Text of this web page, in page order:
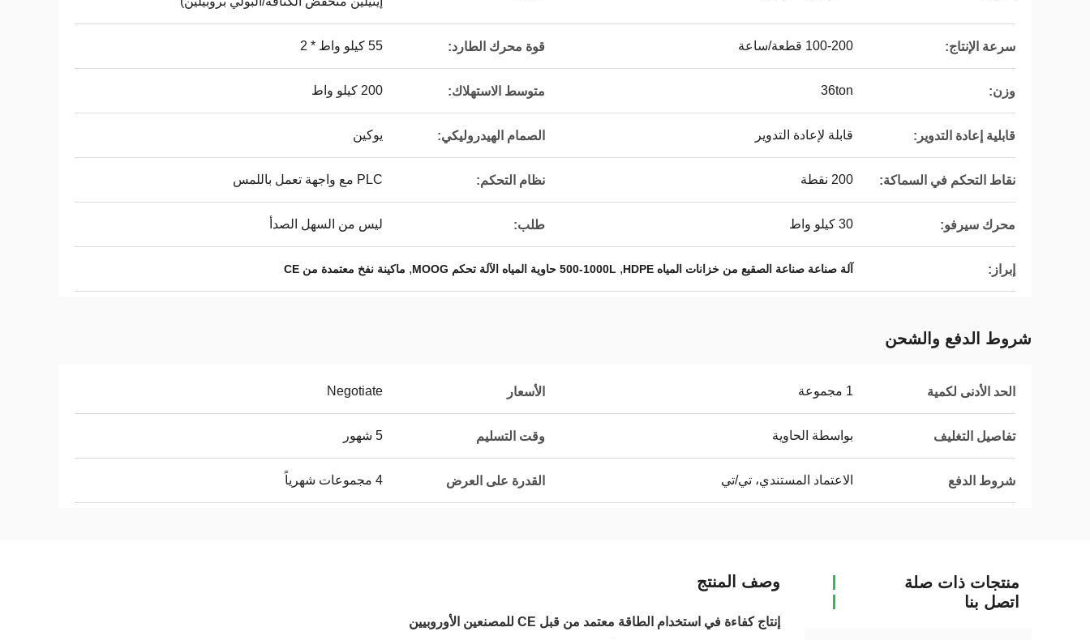
سرعة الإنتاج: 100-200 قطعة/ساعة قوة محرك الطارد: 55 كيلو واط * 2
وزن: 36ton متوسط ​​الاستهلاك: 200 كيلو واط
قابلية إعادة التدوير: قابلة لإعادة التدوير الصمام الهيدروليكي: يوكين
نقاط التحكم في السماكة: 200 نقطة نظام التحكم: PLC مع واجهة تعمل باللمس
محرك سيرفو: 30 كيلو واط طلب: ليس من السهل الصدأ
إبراز: آلة صناعة صناعة الصقيع من خزانات المياه HDPE , 500-1000L حاوية المياه الآلة تحكم MOOG , ماكينة نفخ معتمدة من CE
شروط الدفع والشحن
الحد الأدنى لكمية 1 مجموعة الأسعار Negotiate
تفاصيل التغليف بواسطة الحاوية وقت التسليم 5 شهور
شروط الدفع الاعتماد المستندي، تي/تي القدرة على العرض 4 مجموعات شهرياً
منتجات ذات صلة
اتصل بنا
وصف المنتج
إنتاج كفاءة في استخدام الطاقة معتمد من قبل CE للمصنعين الأوروبيين